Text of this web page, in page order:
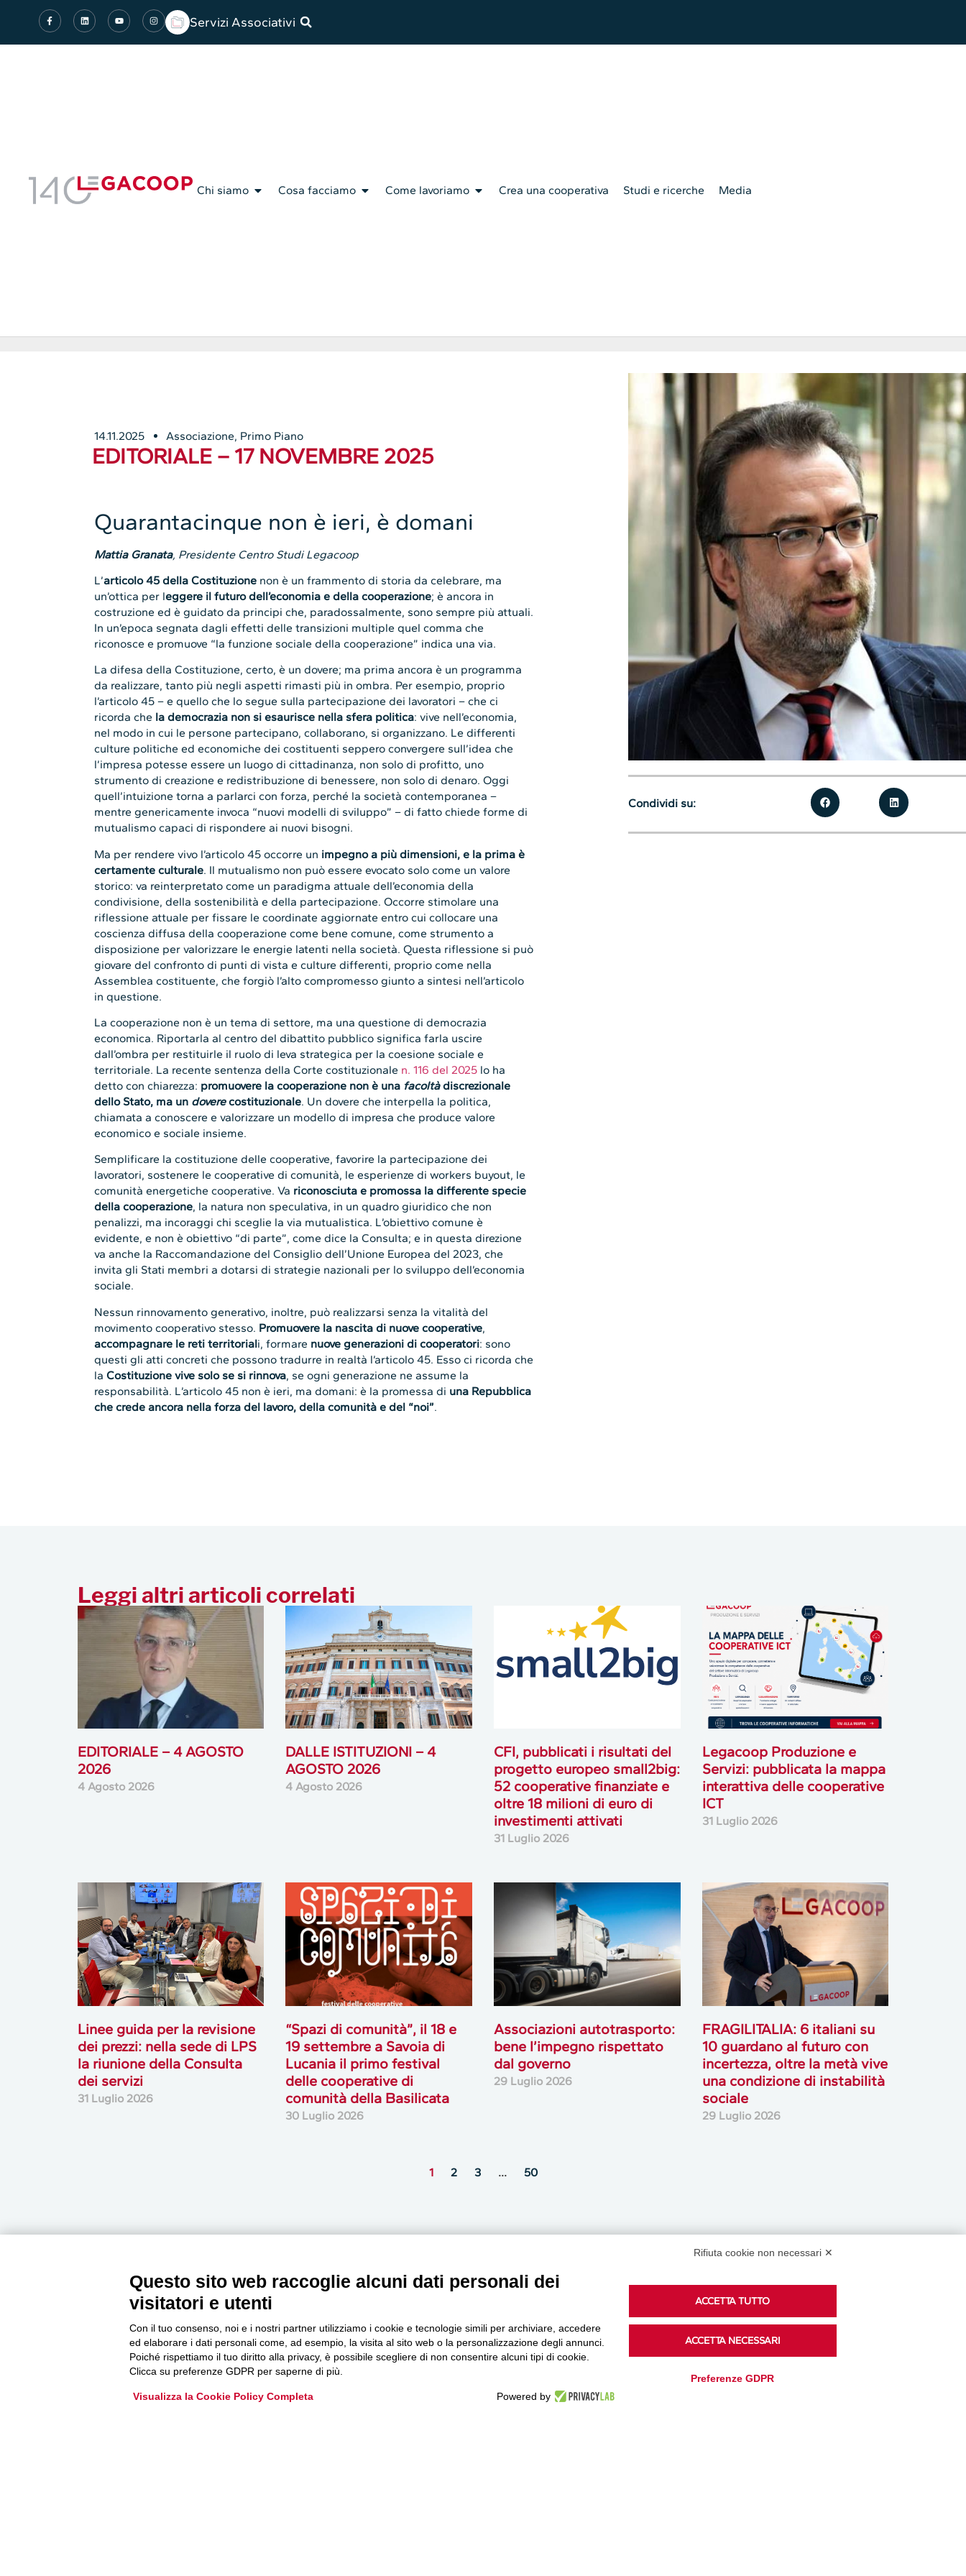
Servizi Associativi
Chi siamo Cosa facciamo Come lavoriamo Crea una cooperativa Studi e ricerche Media
14.11.2025 Associazione, Primo Piano
EDITORIALE – 17 NOVEMBRE 2025
Quarantacinque non è ieri, è domani
Mattia Granata, Presidente Centro Studi Legacoop
L’articolo 45 della Costituzione non è un frammento di storia da celebrare, ma
un’ottica per leggere il futuro dell’economia e della cooperazione; è ancora in
costruzione ed è guidato da principi che, paradossalmente, sono sempre più attuali.
In un’epoca segnata dagli effetti delle transizioni multiple quel comma che
riconosce e promuove “la funzione sociale della cooperazione” indica una via.
La difesa della Costituzione, certo, è un dovere; ma prima ancora è un programma
da realizzare, tanto più negli aspetti rimasti più in ombra. Per esempio, proprio
l’articolo 45 – e quello che lo segue sulla partecipazione dei lavoratori – che ci
ricorda che la democrazia non si esaurisce nella sfera politica: vive nell’economia,
nel modo in cui le persone partecipano, collaborano, si organizzano. Le differenti
culture politiche ed economiche dei costituenti seppero convergere sull’idea che
l’impresa potesse essere un luogo di cittadinanza, non solo di profitto, uno
strumento di creazione e redistribuzione di benessere, non solo di denaro. Oggi
quell’intuizione torna a parlarci con forza, perché la società contemporanea –
mentre genericamente invoca “nuovi modelli di sviluppo” – di fatto chiede forme di
mutualismo capaci di rispondere ai nuovi bisogni.
Ma per rendere vivo l’articolo 45 occorre un impegno a più dimensioni, e la prima è
certamente culturale. Il mutualismo non può essere evocato solo come un valore
storico: va reinterpretato come un paradigma attuale dell’economia della
condivisione, della sostenibilità e della partecipazione. Occorre stimolare una
riflessione attuale per fissare le coordinate aggiornate entro cui collocare una
coscienza diffusa della cooperazione come bene comune, come strumento a
disposizione per valorizzare le energie latenti nella società. Questa riflessione si può
giovare del confronto di punti di vista e culture differenti, proprio come nella
Assemblea costituente, che forgiò l’alto compromesso giunto a sintesi nell’articolo
in questione.
La cooperazione non è un tema di settore, ma una questione di democrazia
economica. Riportarla al centro del dibattito pubblico significa farla uscire
dall’ombra per restituirle il ruolo di leva strategica per la coesione sociale e
territoriale. La recente sentenza della Corte costituzionale n. 116 del 2025 lo ha
detto con chiarezza: promuovere la cooperazione non è una facoltàdiscrezionale
dello Stato, ma un doverecostituzionale. Un dovere che interpella la politica,
chiamata a conoscere e valorizzare un modello di impresa che produce valore
economico e sociale insieme.
Semplificare la costituzione delle cooperative, favorire la partecipazione dei
lavoratori, sostenere le cooperative di comunità, le esperienze di workers buyout, le
comunità energetiche cooperative. Va riconosciuta e promossa la differente specie
della cooperazione, la natura non speculativa, in un quadro giuridico che non
penalizzi, ma incoraggi chi sceglie la via mutualistica. L’obiettivo comune è
evidente, e non è obiettivo “di parte”, come dice la Consulta; e in questa direzione
va anche la Raccomandazione del Consiglio dell’Unione Europea del 2023, che
invita gli Stati membri a dotarsi di strategie nazionali per lo sviluppo dell’economia
sociale.
Nessun rinnovamento generativo, inoltre, può realizzarsi senza la vitalità del
movimento cooperativo stesso. Promuovere la nascita di nuove cooperative,
accompagnare le reti territoriali, formare nuove generazioni di cooperatori: sono
questi gli atti concreti che possono tradurre in realtà l’articolo 45. Esso ci ricorda che
laCostituzione vive solo se si rinnova, se ogni generazione ne assume la
responsabilità. L’articolo 45 non è ieri, ma domani: è la promessa di una Repubblica
che crede ancora nella forza del lavoro, della comunità e del “noi”.
Condividi su:
Leggi altri articoli correlati
EDITORIALE – 4 AGOSTO
2026
4 Agosto 2026
DALLE ISTITUZIONI – 4
AGOSTO 2026
4 Agosto 2026
CFI, pubblicati i risultati del
progetto europeo small2big:
52 cooperative finanziate e
oltre 18 milioni di euro di
investimenti attivati
31 Luglio 2026
Legacoop Produzione e
Servizi: pubblicata la mappa
interattiva delle cooperative
ICT
31 Luglio 2026
Linee guida per la revisione
dei prezzi: nella sede di LPS
la riunione della Consulta
dei servizi
31 Luglio 2026
“Spazi di comunità”, il 18 e
19 settembre a Savoia di
Lucania il primo festival
delle cooperative di
comunità della Basilicata
30 Luglio 2026
Associazioni autotrasporto:
bene l’impegno rispettato
dal governo
29 Luglio 2026
FRAGILITALIA: 6 italiani su
10 guardano al futuro con
incertezza, oltre la metà vive
una condizione di instabilità
sociale
29 Luglio 2026
1 2 3 … 50
Newsletter
Accedi o iscriviti alla nostra Newsletter Legacoop
Informazioni per restare sempre aggiornati sul
mondo della cooperazione.
MultiMedia
Guarda i nostri video, storie e webinar.
Podcast
Ascolta i podcast di approfondimento di Legacoop
Rifiuta cookie non necessari ✕
Questo sito web raccoglie alcuni dati personali dei
visitatori e utenti
Con il tuo consenso, noi e i nostri partner utilizziamo i cookie e tecnologie simili per archiviare, accedere
ed elaborare i dati personali come, ad esempio, la visita al sito web o la personalizzazione degli annunci.
Poiché rispettiamo il tuo diritto alla privacy, è possibile scegliere di non consentire alcuni tipi di cookie.
Clicca su preferenze GDPR per saperne di più.
Visualizza la Cookie Policy Completa Powered by
ACCETTA TUTTO
ACCETTA NECESSARI
Preferenze GDPR